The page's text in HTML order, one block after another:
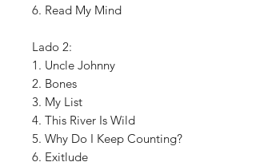
6. Read My Mind
Lado 2:
1. Uncle Johnny
2. Bones
3. My List
4. This River Is Wild
5. Why Do I Keep Counting?
6. Exitlude